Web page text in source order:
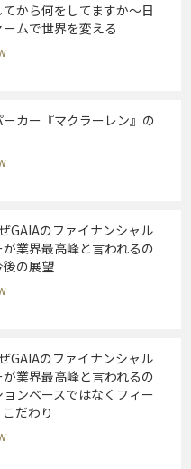
から何をしてますか～日
ムで世界を変える
カー『マクラーレン』の
GAIAのファイナンシャル
業界最高峰と言われるの
の展望
GAIAのファイナンシャル
業界最高峰と言われるの
ンベースではなくフィー
だわり